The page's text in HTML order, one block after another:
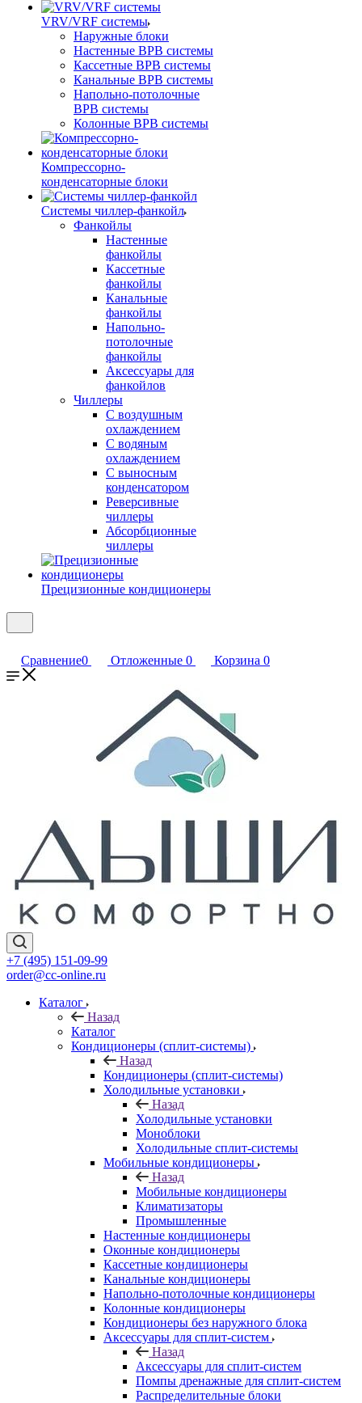
VRV/VRF системы
Наружные блоки
Настенные ВРВ системы
Кассетные ВРВ системы
Канальные ВРВ системы
Напольно-потолочные
ВРВ системы
Колонные ВРВ системы
Компрессорно-
конденсаторные блоки
Системы чиллер-фанкойл
Фанкойлы
Настенные
фанкойлы
Кассетные
фанкойлы
Канальные
фанкойлы
Напольно-
потолочные
фанкойлы
Аксессуары для
фанкойлов
Чиллеры
С воздушным
охлаждением
С водяным
охлаждением
С выносным
конденсатором
Реверсивные
чиллеры
Абсорбционные
чиллеры
Прецизионные кондиционеры
Сравнение0 Отложенные 0 Корзина 0
+7 (495) 151-09-99
order@cc-online.ru
Каталог
Назад
Каталог
Кондиционеры (сплит-системы)
Назад
Кондиционеры (сплит-системы)
Холодильные установки
Назад
Холодильные установки
Моноблоки
Холодильные сплит-системы
Мобильные кондиционеры
Назад
Мобильные кондиционеры
Климатизаторы
Промышленные
Настенные кондиционеры
Оконные кондиционеры
Кассетные кондиционеры
Канальные кондиционеры
Напольно-потолочные кондиционеры
Колонные кондиционеры
Кондиционеры без наружного блока
Аксессуары для сплит-систем
Назад
Аксессуары для сплит-систем
Помпы дренажные для сплит-систем
Распределительные блоки